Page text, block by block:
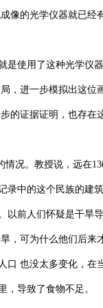
像的光学仪器就已
使用了这种光学仪
，进一步模拟出这
的证据证明，也存
情况。教授说，远在
中的这个民族的建
前人们怀疑是干旱
，可为什么他们后
也没太多变化，在
，导致了食物不足。